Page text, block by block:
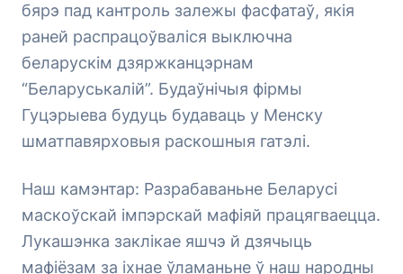
бярэ пад кантроль залежы фасфатаў, якія
раней распрацоўваліся выключна
беларускім дзяржканцэрнам
“Беларуськалій”. Будаўнічыя фірмы
Гуцэрыева будуць будаваць у Менску
шматпавярховыя раскошныя гатэлі.
Наш камэнтар: Разрабаваньне Беларусі
маскоўскай імпэрскай мафіяй працягваецца.
Лукашэнка заклікае яшчэ й дзячыць
мафіёзам за іхнае ўламаньне ў наш народны